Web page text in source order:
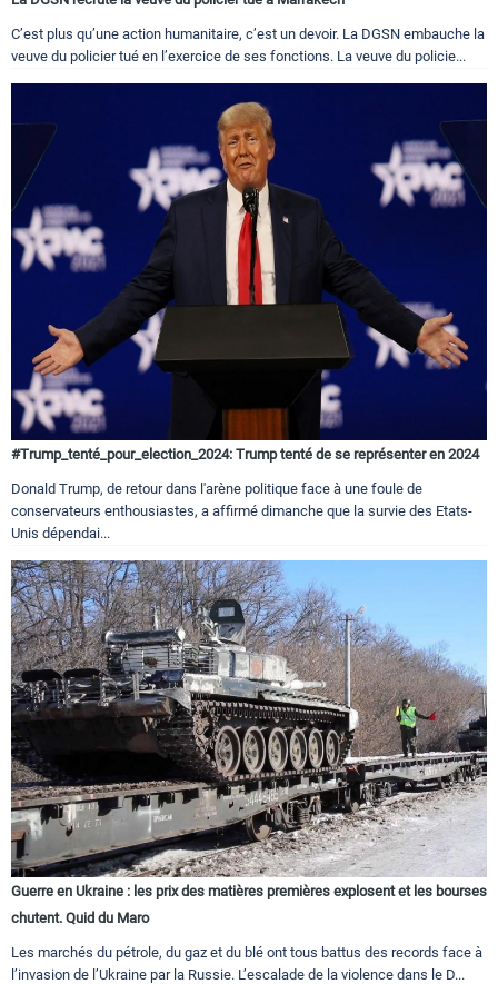
C’est plus qu’une action humanitaire, c’est un devoir. La DGSN embauche la
veuve du policier tué en l’exercice de ses fonctions. La veuve du policie...
#Trump_tenté_pour_election_2024: Trump tenté de se représenter en 2024
Donald Trump, de retour dans l'arène politique face à une foule de
conservateurs enthousiastes, a affirmé dimanche que la survie des Etats-
Unis dépendai...
Guerre en Ukraine : les prix des matières premières explosent et les bourses
chutent. Quid du Maro
Les marchés du pétrole, du gaz et du blé ont tous battus des records face à
l’invasion de l’Ukraine par la Russie. L’escalade de la violence dans le D...